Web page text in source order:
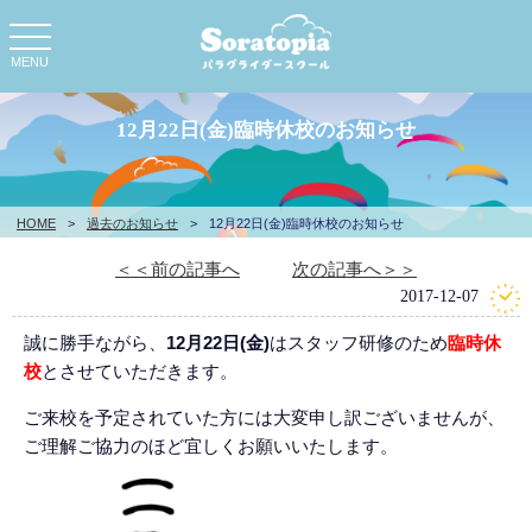
toggle
navigation
MENU
HOME > 過去のお知らせ > 12月22日(金)臨時休校のお知らせ
12月22日(金)臨時休校のお知らせ
＜＜前の記事へ 次の記事へ＞＞
2017-12-07
誠に勝手ながら、 12月22日(金)はスタッフ研修のため臨時休
校とさせていただきます。
ご来校を予定されていた方には大変申し訳ございませんが、
ご理解ご協力のほど宜しくお願いいたします。